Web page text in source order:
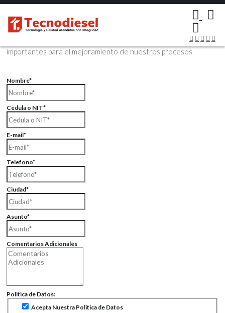
Contáctenos Vía Email
Envíenos sus datos con sus comentarios, sus opiniones son muy
importantes para el mejoramiento de nuestros procesos.
Nombre*
Cedula o NIT*
E-mail*
Telefono*
Ciudad*
Asunto*
Comentarios Adicionales
Politica de Datos:
Acepta Nuestra Politica de Datos